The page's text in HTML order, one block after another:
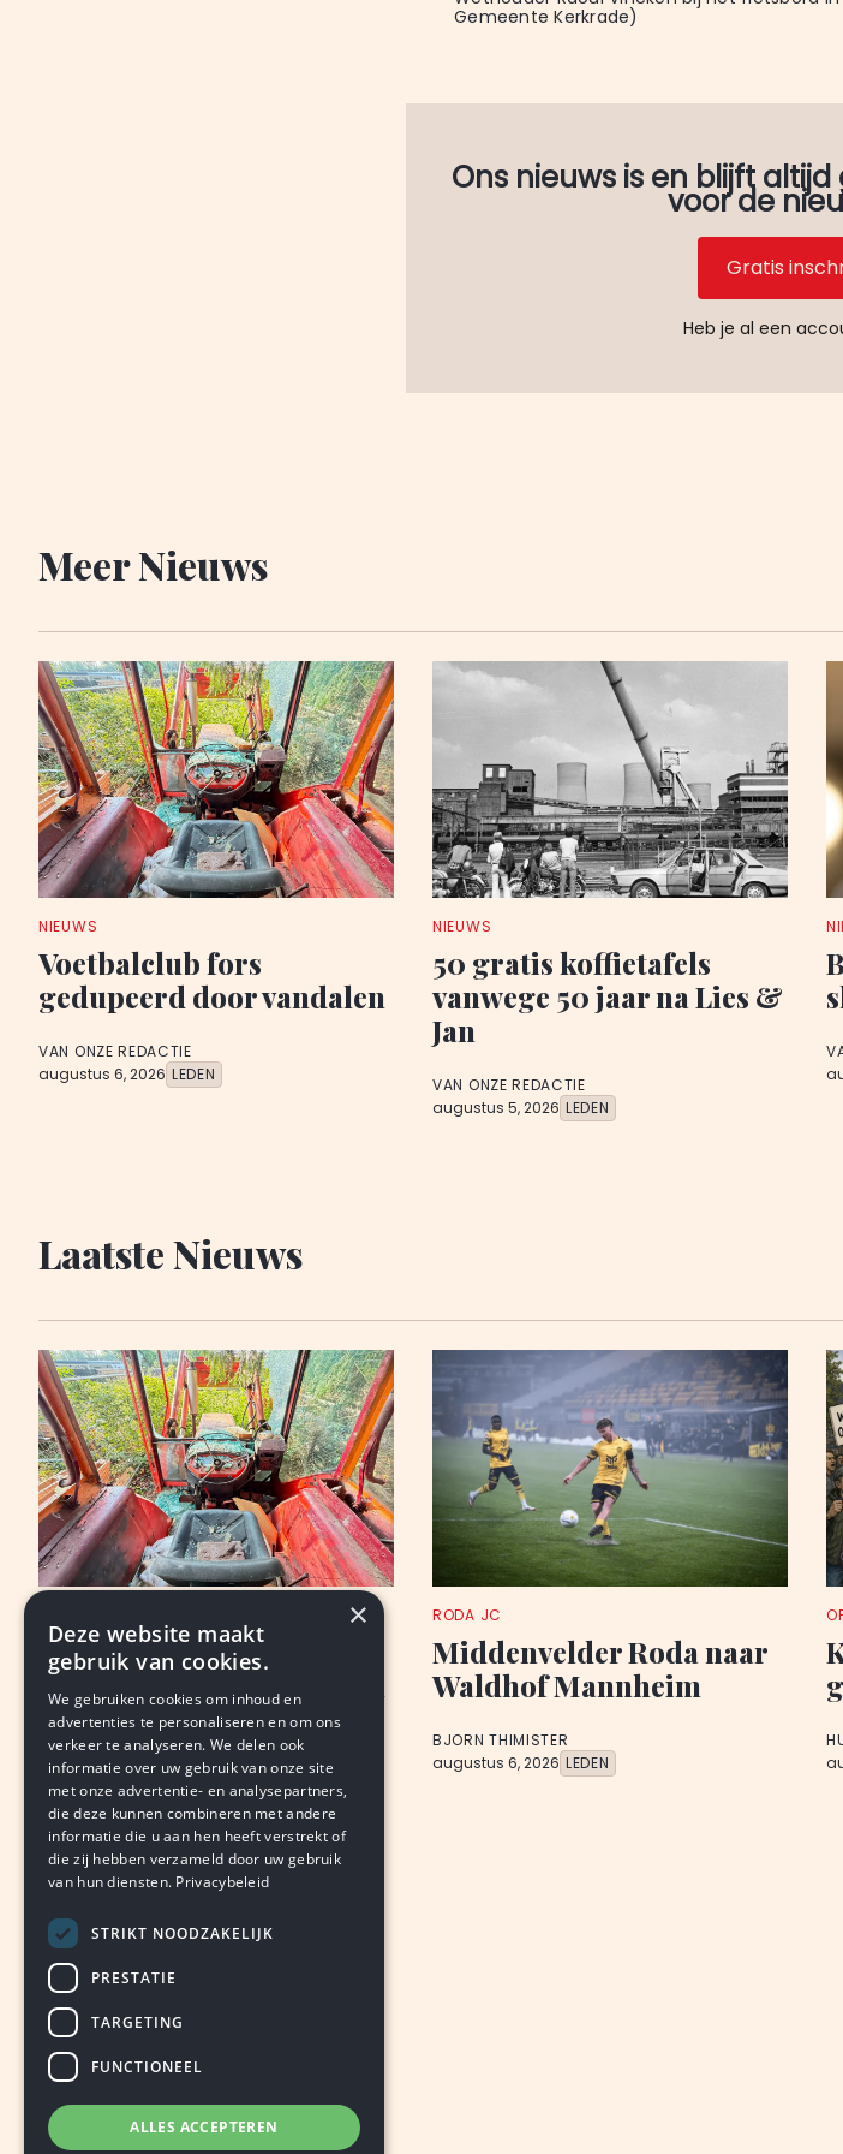
Gemeente Kerkrade)
Ons nieuws is en blijft
voor de
Gratis
Heb je al een
Meer Nieuws
NIEUWS
Voetbalclub fors
gedupeerd door vandalen
VAN ONZE REDACTIE
augustus 6, 2026 LEDEN
NIEUWS
50 gratis koffietafels
vanwege 50 jaar na Lies &
Jan
VAN ONZE REDACTIE
augustus 5, 2026 LEDEN
Laatste Nieuws
Voetbalclub fors
gedupeerd door vandalen
VAN ONZE REDACTIE
augustus 6, 2026 LEDEN
RODA JC
Middenvelder Roda naar
Waldhof Mannheim
BJORN THIMISTER
augustus 6, 2026 LEDEN
×
Deze website maakt
gebruik van cookies.
We gebruiken cookies om inhoud en
advertenties te personaliseren en om ons
verkeer te analyseren. We delen ook
informatie over uw gebruik van onze site
met onze advertentie- en analysepartners,
die deze kunnen combineren met andere
informatie die u aan hen heeft verstrekt of
die zij hebben verzameld door uw gebruik
van hun diensten. Privacybeleid
STRIKT NOODZAKELIJK
PRESTATIE
TARGETING
FUNCTIONEEL
ALLES ACCEPTEREN